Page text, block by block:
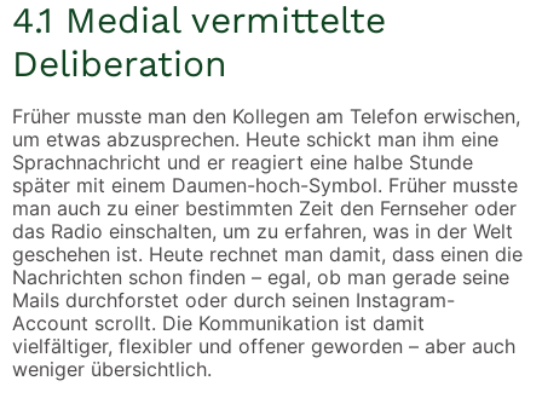
4.1 Medial vermittelte
Deliberation
Früher musste man den Kollegen am Telefon erwischen,
um etwas abzusprechen. Heute schickt man ihm eine
Sprachnachricht und er reagiert eine halbe Stunde
später mit einem Daumen-hoch-Symbol. Früher musste
man auch zu einer bestimmten Zeit den Fernseher oder
das Radio einschalten, um zu erfahren, was in der Welt
geschehen ist. Heute rechnet man damit, dass einen die
Nachrichten schon finden – egal, ob man gerade seine
Mails durchforstet oder durch seinen Instagram-
Account scrollt. Die Kommunikation ist damit
vielfältiger, flexibler und offener geworden – aber auch
weniger übersichtlich.